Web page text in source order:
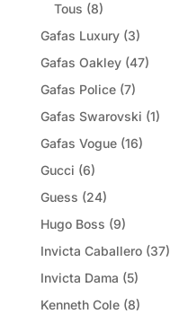
Tous (8)
Gafas Luxury (3)
Gafas Oakley (47)
Gafas Police (7)
Gafas Swarovski (1)
Gafas Vogue (16)
Gucci (6)
Guess (24)
Hugo Boss (9)
Invicta Caballero (37)
Invicta Dama (5)
Kenneth Cole (8)